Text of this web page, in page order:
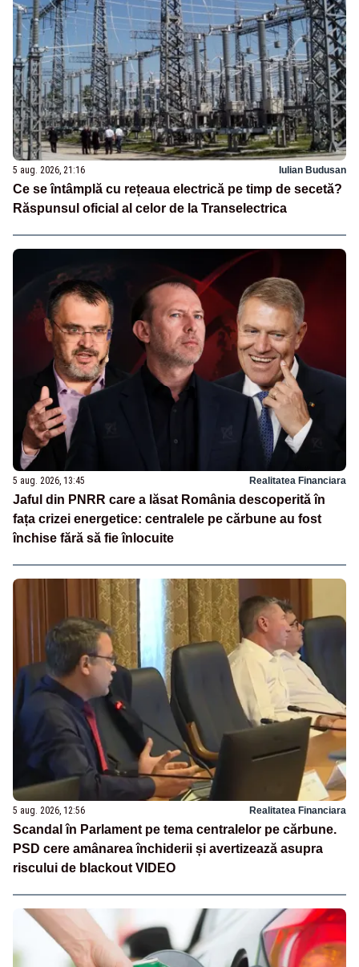
5 aug. 2026, 21:16 Iulian Budusan
Ce se întâmplă cu rețeaua electrică pe timp de secetă?
Răspunsul oficial al celor de la Transelectrica
5 aug. 2026, 13:45 Realitatea Financiara
Jaful din PNRR care a lăsat România descoperită în
fața crizei energetice: centralele pe cărbune au fost
închise fără să fie înlocuite
5 aug. 2026, 12:56 Realitatea Financiara
Scandal în Parlament pe tema centralelor pe cărbune.
PSD cere amânarea închiderii și avertizează asupra
riscului de blackout VIDEO